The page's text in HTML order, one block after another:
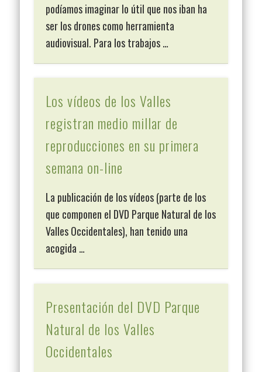
podíamos imaginar lo útil que nos iban ha
ser los drones como herramienta
audiovisual. Para los trabajos …
Los vídeos de los Valles
registran medio millar de
reproducciones en su primera
semana on-line
La publicación de los vídeos (parte de los
que componen el DVD Parque Natural de los
Valles Occidentales), han tenido una
acogida …
Presentación del DVD Parque
Natural de los Valles
Occidentales